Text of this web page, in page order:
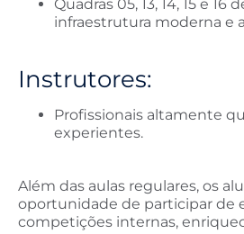
Quadras 05, 13, 14, 15 e 16
infraestrutura moderna e
Instrutores:
Profissionais altamente
experientes.
Além das aulas regulares, os
oportunidade de participar de
competições internas,